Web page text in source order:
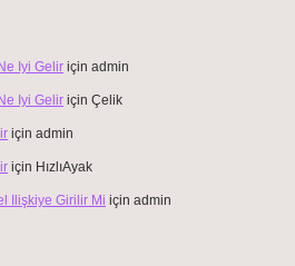
Iyi Gelir için admin
Iyi Gelir için Çelik
için admin
için HızlıAyak
Ilişkiye Girilir Mi için admin